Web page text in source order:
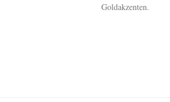
Goldakzenten.